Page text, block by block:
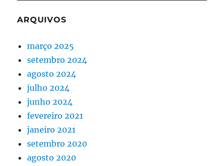
ARQUIVOS
março 2025
setembro 2024
agosto 2024
julho 2024
junho 2024
fevereiro 2021
janeiro 2021
setembro 2020
agosto 2020